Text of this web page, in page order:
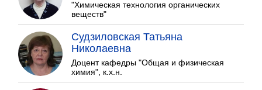
"Химическая технология органических
веществ"
Судзиловская Татьяна
Николаевна
Доцент кафедры "Общая и физическая
химия", к.х.н.